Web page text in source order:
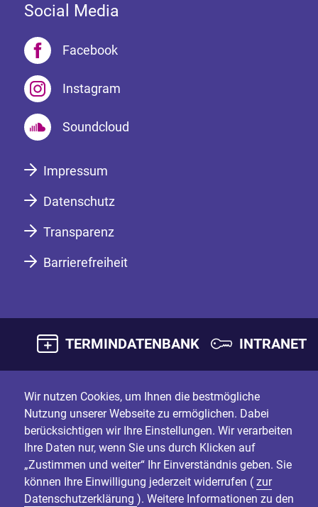
Social Media
Facebook
Instagram
Soundcloud
Impressum
Datenschutz
Transparenz
Barrierefreiheit
TERMINDATENBANK INTRANET
Wir nutzen Cookies, um Ihnen die bestmögliche
Nutzung unserer Webseite zu ermöglichen. Dabei
berücksichtigen wir Ihre Einstellungen. Wir verarbeiten
Ihre Daten nur, wenn Sie uns durch Klicken auf
„Zustimmen und weiter“ Ihr Einverständnis geben. Sie
können Ihre Einwilligung jederzeit widerrufen ( zur
Datenschutzerklärung ). Weitere Informationen zu den